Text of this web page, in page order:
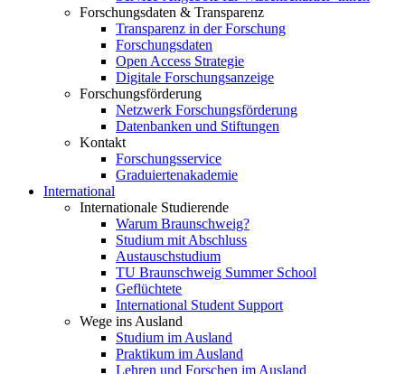
Forschungsdaten & Transparenz
Transparenz in der Forschung
Forschungsdaten
Open Access Strategie
Digitale Forschungsanzeige
Forschungsförderung
Netzwerk Forschungsförderung
Datenbanken und Stiftungen
Kontakt
Forschungsservice
Graduiertenakademie
International
Internationale Studierende
Warum Braunschweig?
Studium mit Abschluss
Austauschstudium
TU Braunschweig Summer School
Geflüchtete
International Student Support
Wege ins Ausland
Studium im Ausland
Praktikum im Ausland
Lehren und Forschen im Ausland